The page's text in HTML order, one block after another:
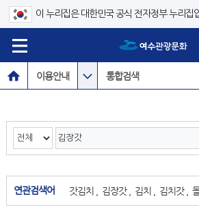
이 누리집은 대한민국 공식 전자정부 누리집
이용안내 통합검색
연관검색어 갓김치 김장갓, 김치 김치갓,